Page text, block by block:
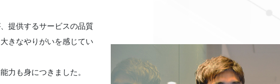
提供するサービスの品質
きなやりがいを感じてい
力も身につきました。